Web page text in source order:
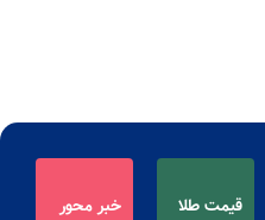
قیمت طلا خبر محور